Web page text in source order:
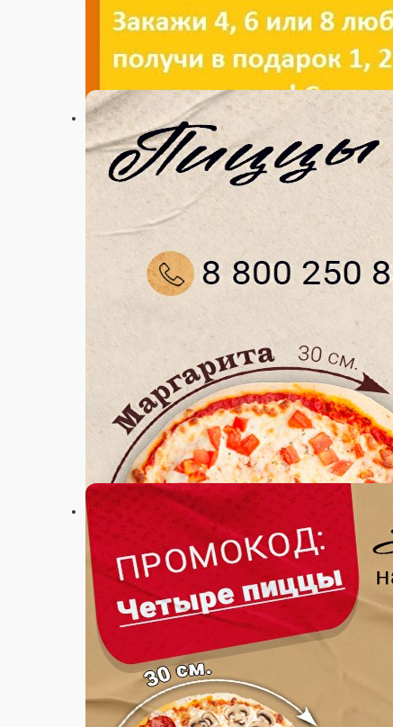
мин. сумма заказа
120 ₽
стоим. доставки
700 ₽
беспл. доставка
НОВИНКА
Хит
Хит месяца